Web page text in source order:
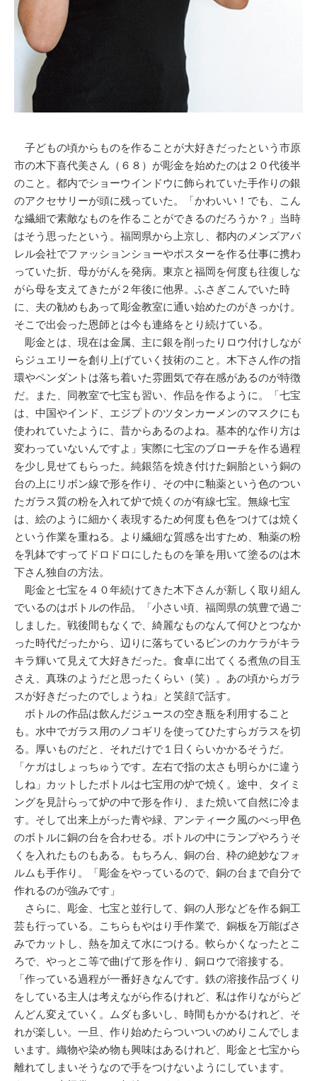
子どもの頃からものを作ることが大好きだったという市原
市の木下喜代美さん（６８）が彫金を始めたのは２０代後半
のこと。都内でショーウインドウに飾られていた手作りの銀
のアクセサリーが頭に残っていた。「かわいい！でも、こん
な繊細で素敵なものを作ることができるのだろうか？」当時
はそう思ったという。福岡県から上京し、都内のメンズアパ
レル会社でファッションショーやポスターを作る仕事に携わ
っていた折、母ががんを発病。東京と福岡を何度も往復しな
がら母を支えてきたが２年後に他界。ふさぎこんでいた時
に、夫の勧めもあって彫金教室に通い始めたのがきっかけ。
そこで出会った恩師とは今も連絡をとり続けている。
彫金とは、現在は金属、主に銀を削ったりロウ付けしなが
らジュエリーを創り上げていく技術のこと。木下さん作の指
環やペンダントは落ち着いた雰囲気で存在感があるのが特徴
だ。また、同教室で七宝も習い、作品を作るように。「七宝
は、中国やインド、エジプトのツタンカーメンのマスクにも
使われていたように、昔からあるのよね。基本的な作り方は
変わっていないんですよ」実際に七宝のブローチを作る過程
を少し見せてもらった。純銀箔を焼き付けた銅胎という銅の
台の上にリボン線で形を作り、その中に釉薬という色のつい
たガラス質の粉を入れて炉で焼くのが有線七宝。無線七宝
は、絵のように細かく表現するため何度も色をつけては焼く
という作業を重ねる。より繊細な質感を出すため、釉薬の粉
を乳鉢ですってドロドロにしたものを筆を用いて塗るのは木
下さん独自の方法。
彫金と七宝を４０年続けてきた木下さんが新しく取り組ん
でいるのはボトルの作品。「小さい頃、福岡県の筑豊で過ご
しました。戦後間もなくで、綺麗なものなんて何ひとつなか
った時代だったから、辺りに落ちているビンのカケラがキラ
キラ輝いて見えて大好きだった。食卓に出てくる煮魚の目玉
さえ、真珠のようだと思ったくらい（笑）。あの頃からガラ
スが好きだったのでしょうね」と笑顔で話す。
ボトルの作品は飲んだジュースの空き瓶を利用すること
も。水中でガラス用のノコギリを使ってひたすらガラスを切
る。厚いものだと、それだけで１日くらいかかるそうだ。
「ケガはしょっちゅうです。左右で指の太さも明らかに違う
しね」カットしたボトルは七宝用の炉で焼く。途中、タイミ
ングを見計らって炉の中で形を作り、また焼いて自然に冷ま
す。そして出来上がった青や緑、アンティーク風のべっ甲色
のボトルに銅の台を合わせる。ボトルの中にランプやろうそ
くを入れたものもある。もちろん、銅の台、枠の絶妙なフォ
ルムも手作り。「彫金をやっているので、銅の台まで自分で
作れるのが強みです」
さらに、彫金、七宝と並行して、銅の人形などを作る銅工
芸も行っている。こちらもやはり手作業で、銅板を万能ばさ
みでカットし、熱を加えて水につける。軟らかくなったとこ
ろで、やっとこ等で曲げて形を作り、銅ロウで溶接する。
「作っている過程が一番好きなんです。鉄の溶接作品づくり
をしている主人は考えながら作るけれど、私は作りながらど
んどん変えていく。ムダも多いし、時間もかかるけれど、そ
れが楽しい。一旦、作り始めたらついついのめりこんでしま
います。織物や染め物も興味はあるけれど、彫金と七宝から
離れてしまいそうなので手をつけないようにしています。